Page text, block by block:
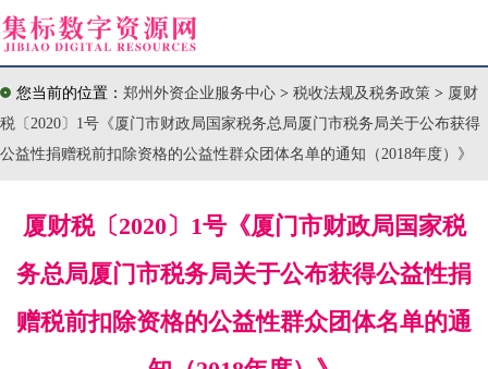
您当前的位置： 郑州外资企业服务中心 > 税收法规及税务政策 > 厦财
税〔2020〕1号《厦门市财政局国家税务总局厦门市税务局关于公布获得
公益性捐赠税前扣除资格的公益性群众团体名单的通知（2018年度）》
厦财税〔2020〕1号《厦门市财政局国家税
务总局厦门市税务局关于公布获得公益性捐
赠税前扣除资格的公益性群众团体名单的通